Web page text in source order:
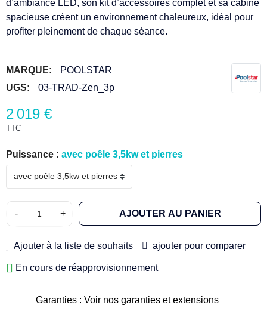
d’ambiance LED, son kit d’accessoires complet et sa cabine
spacieuse créent un environnement chaleureux, idéal pour
profiter pleinement de chaque séance.
MARQUE:
POOLSTAR
UGS:
03-TRAD-Zen_3p
2 019 €
TTC
Puissance : avec poêle 3,5kw et pierres
- + AJOUTER AU PANIER
Ajouter à la liste de souhaits ajouter pour comparer
En cours de réapprovisionnement
Garanties : Voir nos garanties et extensions